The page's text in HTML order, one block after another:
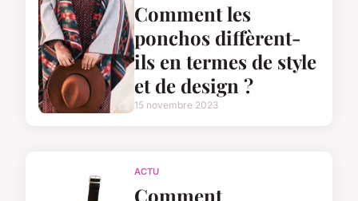
Comment les
ponchos diffèrent-
ils en termes de style
et de design ?
15 novembre 2023
ACTU
Comment